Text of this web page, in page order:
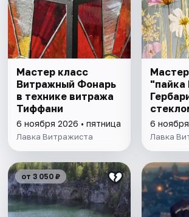
Мастер класс
Витражный Фонарь
в технике витража
Тиффани
6 ноября 2026 • пятница
Лавка Витражиста
"пайка
6
Лавка
от 3 050 ₽